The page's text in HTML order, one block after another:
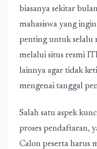
biasanya sekitar
mahasiswa yang
penting untuk selalu
melalui situs resmi
lainnya agar tidak
mengenai tanggal
Salah satu aspek
proses pendaftaran,
Calon peserta harus